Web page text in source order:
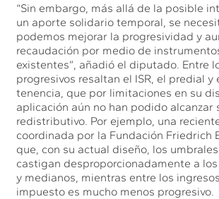
“Sin embargo, más allá de la posible
un aporte solidario temporal, se
podemos mejorar la progresividad y
recaudación por medio de
existentes”, añadió el diputado. Entre
progresivos resaltan el ISR, el predial y
tenencia, que por limitaciones en su
aplicación aún no han podido alcanzar
redistributivo. Por ejemplo, una
coordinada por la Fundación Friedrich
que, con su actual diseño, los
castigan desproporcionadamente a
y medianos, mientras entre los
impuesto es mucho menos progresivo.